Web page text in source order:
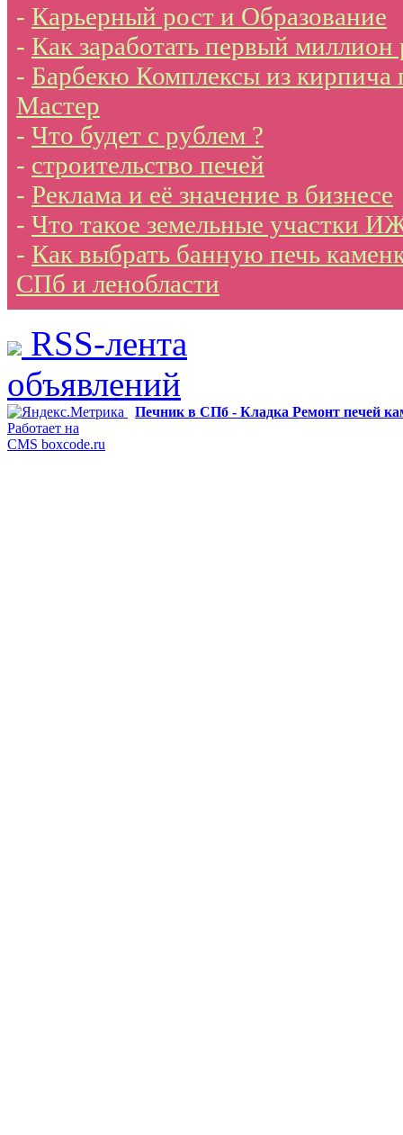
- Карьерный рост и Образование
- Как заработать первый миллион
- Барбекю Комплексы из
Мастер
- Что будет с рублем ?
- строительство печей
- Реклама и её значение в бизнесе
- Что такое земельные участки
- Как выбрать банную печь
СПб и ленобласти
RSS-лента
объявлений
Печник в СПб - Кладка Ремонт печей
Работает на
CMS boxcode.ru